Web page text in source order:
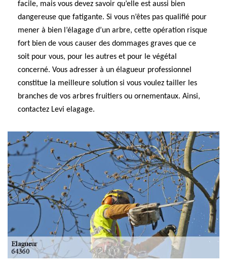
facile, mais vous devez savoir qu’elle est aussi bien
dangereuse que fatigante. Si vous n’êtes pas qualifié pour
mener à bien l’élagage d’un arbre, cette opération risque
fort bien de vous causer des dommages graves que ce
soit pour vous, pour les autres et pour le végétal
concerné. Vous adresser à un élagueur professionnel
constitue la meilleure solution si vous voulez tailler les
branches de vos arbres fruitiers ou ornementaux. Ainsi,
contactez Levi elagage.